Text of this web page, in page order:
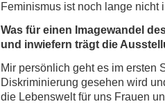
Feminismus ist noch lange nicht
Was für einen Imagewandel
und inwiefern trägt die
Mir persönlich geht es im ersten
Diskriminierung gesehen wird
die Lebenswelt für uns Frauen